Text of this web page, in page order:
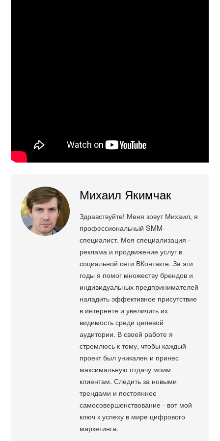
Михаил Якимчак
Здравствуйте! Меня зовут Михаил, я
профессиональный SMM-
специалист. Моя специализация -
реклама и продвижение услуг в
социальной сети ВКонтакте. За эти
годы я помог множеству брендов и
индивидуальных предпринимателей
наладить эффективное присутствие
в интернете и увеличить их
видимость среди целевой
аудитории. В своей работе я
стремлюсь к тому, чтобы каждый
проект был уникален и принес
максимальную отдачу моим
клиентам. Следить за новыми
трендами и постоянное
самосовершенствование - вот мой
ключ к успеху в мире цифрового
маркетинга.